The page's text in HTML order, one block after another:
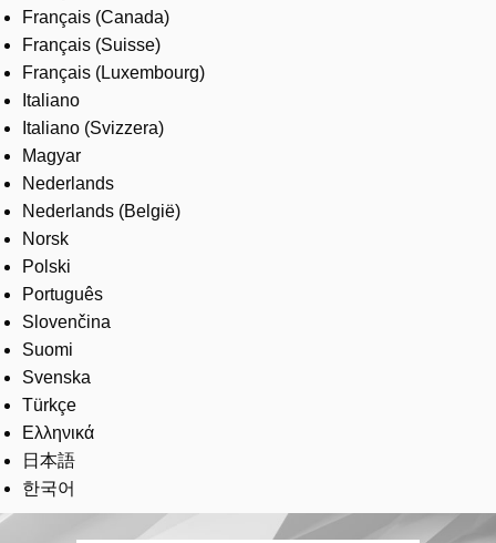
Français (Canada)
Français (Suisse)
Français (Luxembourg)
Italiano
Italiano (Svizzera)
Magyar
Nederlands
Nederlands (België)
Norsk
Polski
Português
Slovenčina
Suomi
Svenska
Türkçe
Ελληνικά
日本語
한국어